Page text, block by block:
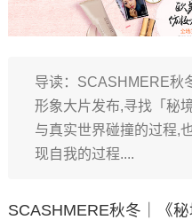
导读：SCASHMERE秋
形象大片发布,寻找「秘
与真实世界碰撞的过程,
现自我的过程....
SCASHMERE秋冬｜《秘